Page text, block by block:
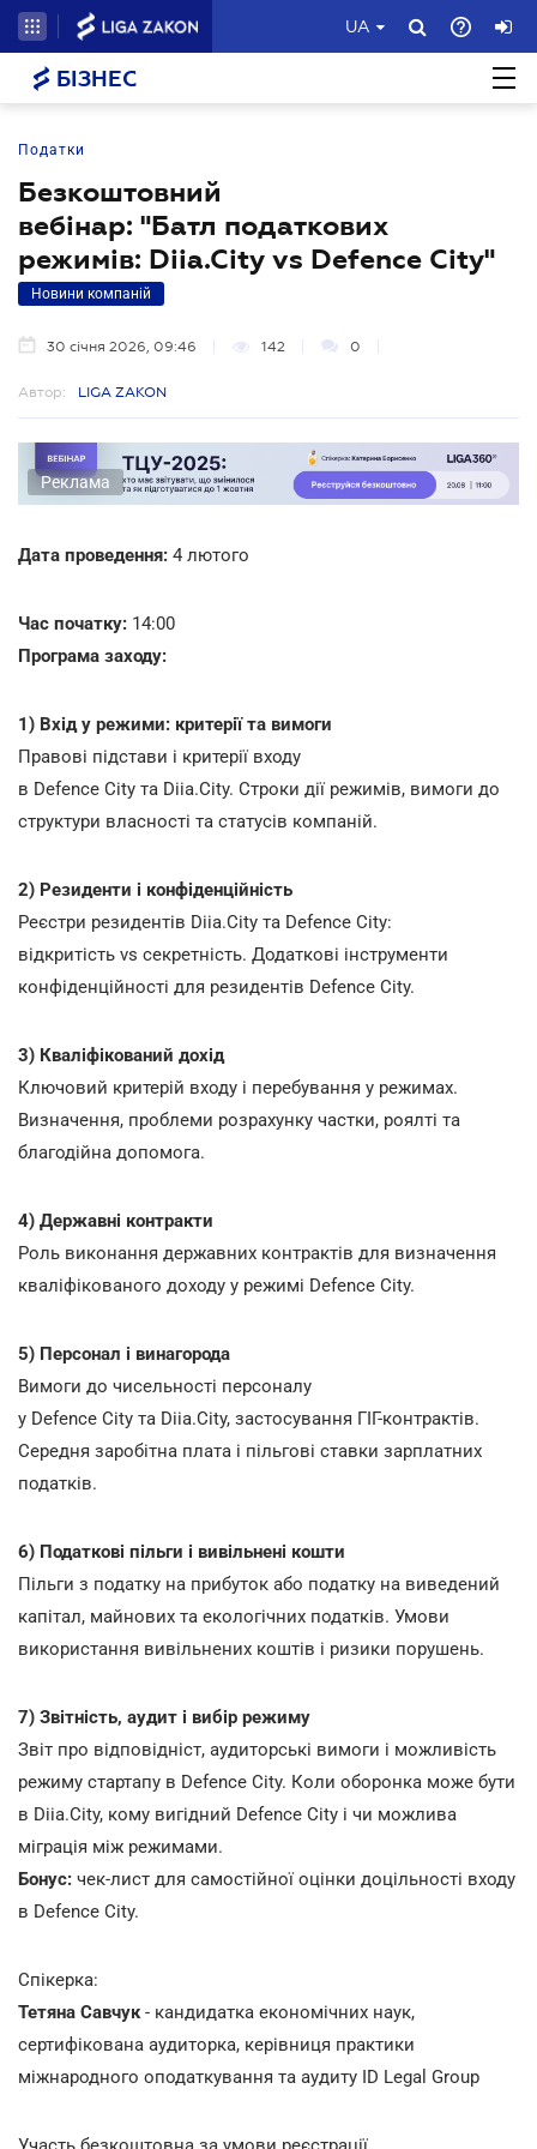
UA
БІЗНЕС
Податки
Безкоштовний
вебінар: "Батл податкових
режимів: Diia.City vs Defence City"
Новини компаній
30 січня 2026, 09:46 142 0
Автор: LIGA ZAKON
Реклама
Дата проведення: 4 лютого
Час початку: 14:00
Програма заходу:
1) Вхід у режими: критерії та вимоги
Правові підстави і критерії входу
в Defence City та Diia.City. Строки дії режимів, вимоги до
структури власності та статусів компаній.
2) Резиденти і конфіденційність
Реєстри резидентів Diia.City та Defence City:
відкритість vs секретність. Додаткові інструменти
конфіденційності для резидентів Defence City.
3) Кваліфікований дохід
Ключовий критерій входу і перебування у режимах.
Визначення, проблеми розрахунку частки, роялті та
благодійна допомога.
4) Державні контракти
Роль виконання державних контрактів для визначення
кваліфікованого доходу у режимі Defence City.
5) Персонал і винагорода
Вимоги до чисельності персоналу
у Defence City та Diia.City, застосування ГІГ-контрактів.
Середня заробітна плата і пільгові ставки зарплатних
податків.
6) Податкові пільги і вивільнені кошти
Пільги з податку на прибуток або податку на виведений
капітал, майнових та екологічних податків. Умови
використання вивільнених коштів і ризики порушень.
7) Звітність, аудит і вибір режиму
Звіт про відповідніст, аудиторські вимоги і можливість
режиму стартапу в Defence City. Коли оборонка може бути
в Diia.City, кому вигідний Defence City і чи можлива
міграція між режимами.
Бонус: чек-лист для самостійної оцінки доцільності входу
в Defence City.
Спікерка:
Тетяна Савчук- кандидатка економічних наук,
сертифікована аудиторка, керівниця практики
міжнародного оподаткування та аудиту ID Legal Group